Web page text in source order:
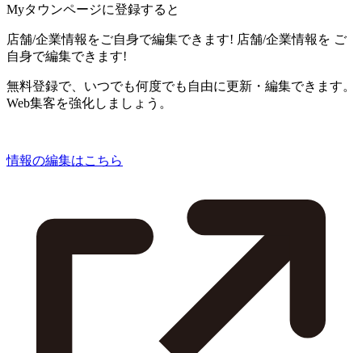
Myタウンページに登録すると
店舗/企業情報をご自身で編集できます! 店舗/企業情報を ご
自身で編集できます!
無料登録で、いつでも何度でも自由に更新・編集できます。
Web集客を強化しましょう。
情報の編集はこちら